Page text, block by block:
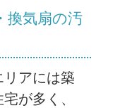
換気扇の汚
リアには築
が多く、